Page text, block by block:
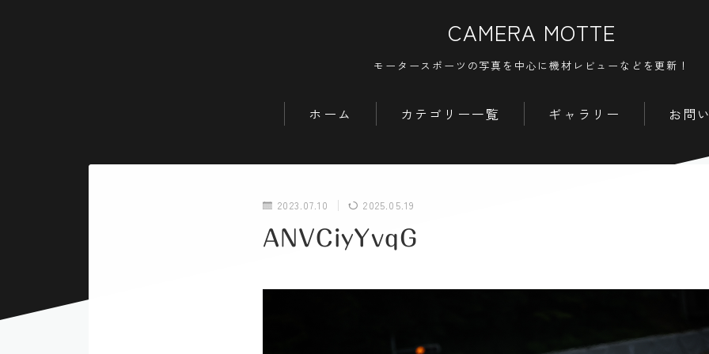
CAMERA MOTTE
モータースポーツの写真を中心に機材レビューなどを更新！
ホーム カテゴリー一覧 ギャラリー お問
2023.07.10 2025.05.19
ANVCiyYvqG